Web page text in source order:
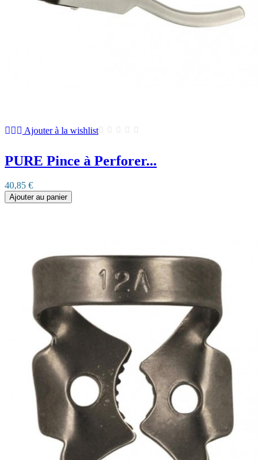
Ajouter à la wishlist
PURE Pince à Perforer...
40,85 €
Ajouter au panier